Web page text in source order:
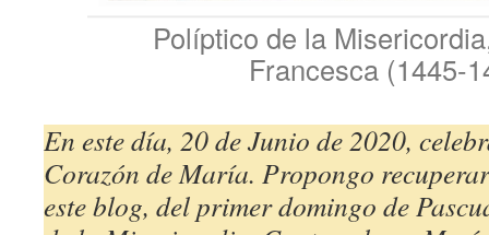
Políptico de la
Francesca (1445-
En este día, 20 de Junio de 2020,
Corazón de María. Propongo
este blog, del primer domingo de